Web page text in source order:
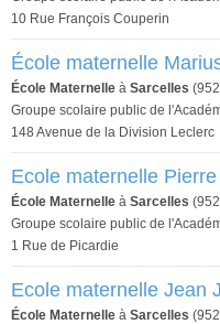
10 Rue François Couperin
École maternelle
École Maternelle à Sarcelles
Groupe scolaire public de
148 Avenue de la Division Leclerc
Ecole maternelle
École Maternelle à Sarcelles
Groupe scolaire public de
1 Rue de Picardie
Ecole maternelle Jean
École Maternelle à Sarcelles